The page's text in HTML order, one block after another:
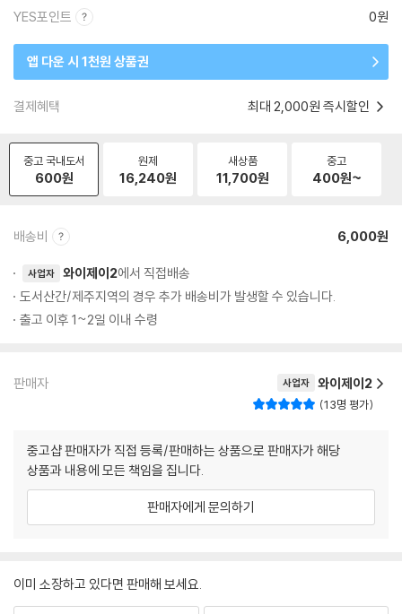
YES포인트 0원
앱 다운 시 1천원 상품권
결제혜택 최대 2,000원 즉시할인
중고 국내도서
600원
원제
16,240원
새상품
11,700원
중고
400원~
배송비 6,000원
사업자 와이제이2에서 직접배송
도서산간/제주지역의 경우 추가 배송비가 발생할 수 있습니다.
출고 이후 1~2일 이내 수령
판매자 사업자 와이제이2
13명 평가
중고샵 판매자가 직접 등록/판매하는 상품으로 판매자가 해당
상품과 내용에 모든 책임을 집니다.
판매자에게 문의하기
이미 소장하고 있다면 판매해 보세요.